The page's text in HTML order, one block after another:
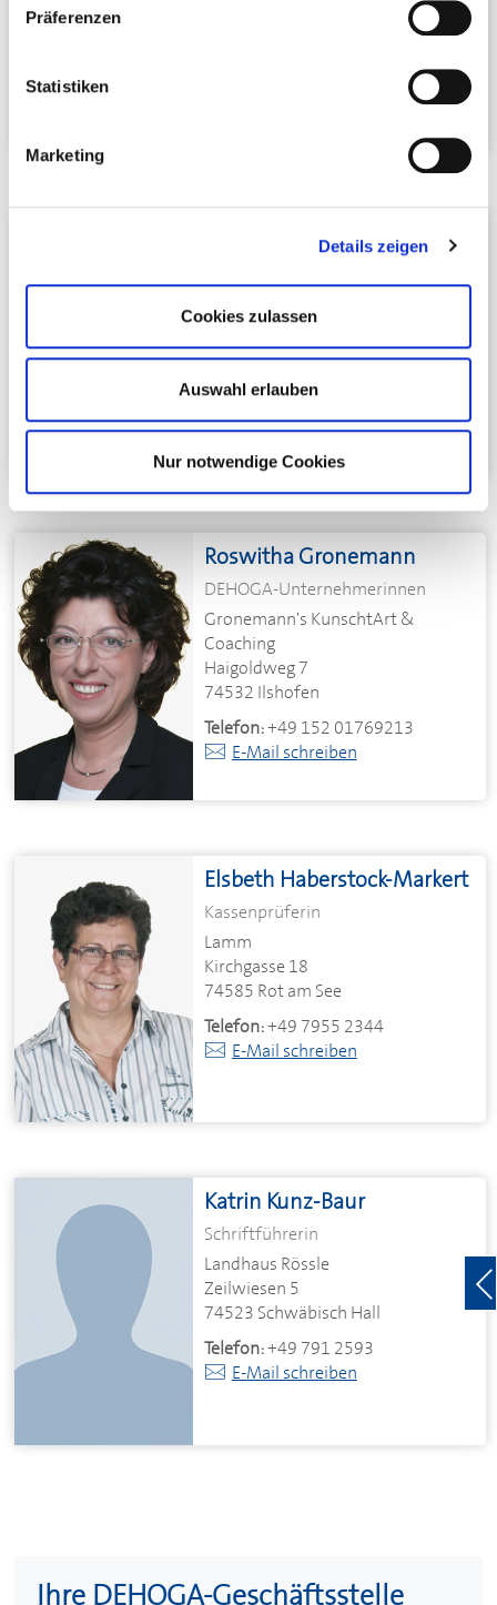
Präferenzen
Statistiken
Marketing
Details zeigen
Cookies zulassen
Auswahl erlauben
Nur notwendige Cookies
Viktoria Dumler
Hotel Restaurant Schloss Döttingen
GmbH
Buchsteige 2
74542 Braunsbach
Telefon:+49 7906 1010
E-Mail schreiben
Roswitha Gronemann
DEHOGA-Unternehmerinnen
Gronemann's KunschtArt &
Coaching
Haigoldweg 7
74532 Ilshofen
Telefon:+49 152 01769213
E-Mail schreiben
Elsbeth Haberstock-Markert
Kassenprüferin
Lamm
Kirchgasse 18
74585 Rot am See
Telefon:+49 7955 2344
E-Mail schreiben
Katrin Kunz-Baur
Schriftführerin
Landhaus Rössle
Zeilwiesen 5
74523 Schwäbisch Hall
Telefon:+49 791 2593
E-Mail schreiben
Ihre DEHOGA-Geschäftsstelle